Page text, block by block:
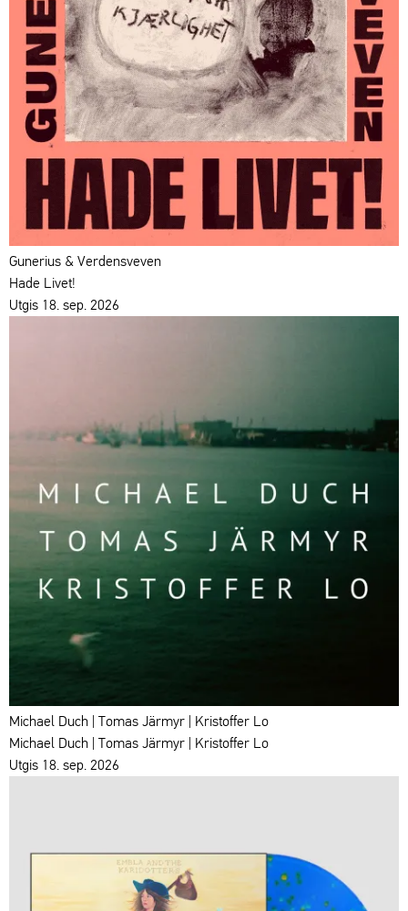
Gunerius & Verdensveven
Hade Livet!
Utgis 18. sep. 2026
Michael Duch | Tomas Järmyr | Kristoffer Lo
Michael Duch | Tomas Järmyr | Kristoffer Lo
Utgis 18. sep. 2026